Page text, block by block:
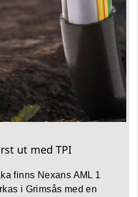
ut med TPI
finns Nexans AML 1
i Grimsås med en